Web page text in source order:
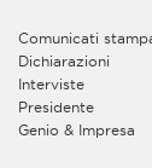
migliorare
imprese,
delle
Inoltre, sia
Comunicati
Dichiarazioni
Interviste
Presidente
Genio & Impresa